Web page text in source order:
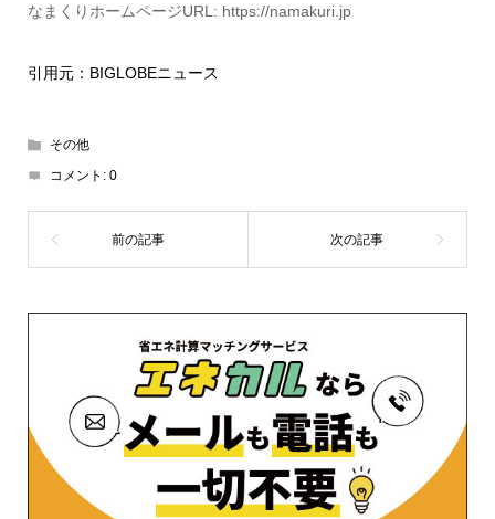
なまくりホームページURL: https://namakuri.jp
引用元：BIGLOBEニュース
その他
コメント: 0